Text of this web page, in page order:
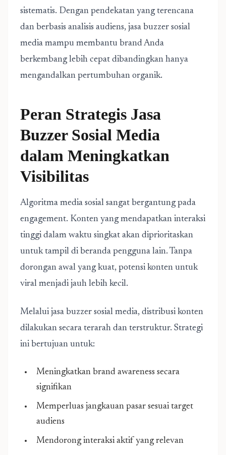
sistematis. Dengan pendekatan yang terencana
dan berbasis analisis audiens, jasa buzzer sosial
media mampu membantu brand Anda
berkembang lebih cepat dibandingkan hanya
mengandalkan pertumbuhan organik.
Peran Strategis Jasa
Buzzer Sosial Media
dalam Meningkatkan
Visibilitas
Algoritma media sosial sangat bergantung pada
engagement. Konten yang mendapatkan interaksi
tinggi dalam waktu singkat akan diprioritaskan
untuk tampil di beranda pengguna lain. Tanpa
dorongan awal yang kuat, potensi konten untuk
viral menjadi jauh lebih kecil.
Melalui jasa buzzer sosial media, distribusi konten
dilakukan secara terarah dan terstruktur. Strategi
ini bertujuan untuk:
Meningkatkan brand awareness secara
signifikan
Memperluas jangkauan pasar sesuai target
audiens
Mendorong interaksi aktif yang relevan